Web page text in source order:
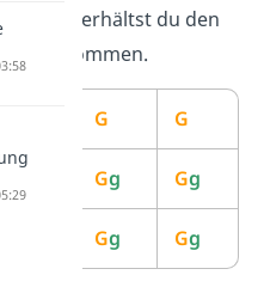
ein. So erhältst du den
Nachkommen.
G G
Gg Gg
Gg Gg